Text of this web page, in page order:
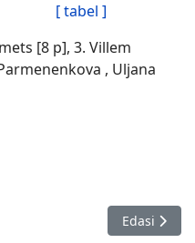
[ tabel ]
[8 p], 3. Villem
, Uljana
20.02.Järgmine
Edasi